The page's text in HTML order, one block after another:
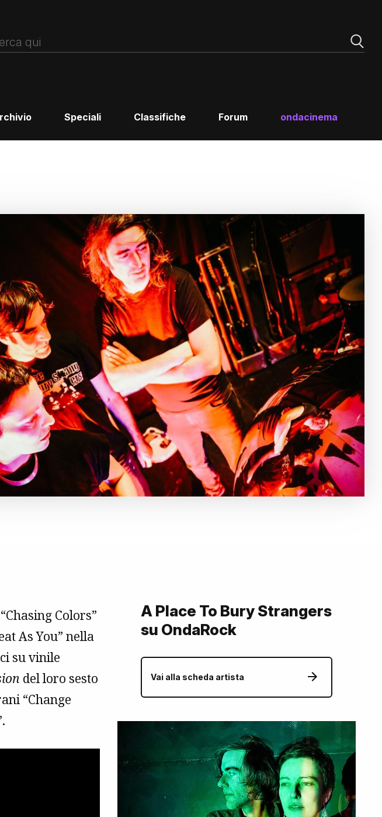
Speciali Classifiche Forum ondacinema
Colors”
As You” nella
su vinile
del loro sesto
“Change
A Place To Bury Strangers
su OndaRock
Vai alla scheda artista